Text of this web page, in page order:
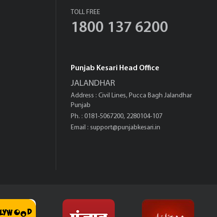
TOLL FREE
1800 137 6200
Punjab Kesari Head Office
JALANDHAR
Address : Civil Lines, Pucca Bagh Jalandhar
Punjab
Ph. : 0181-5067200, 2280104-107
Email : support@punjabkesari.in